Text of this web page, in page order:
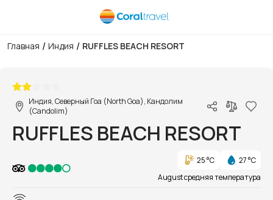
Главная / Индия / RUFFLES BEACH RESORT
Индия, Северный Гоа (North Goa), Кандолим
(Candolim)
RUFFLES BEACH RESORT
25 °C
27 °C
August средняя температура